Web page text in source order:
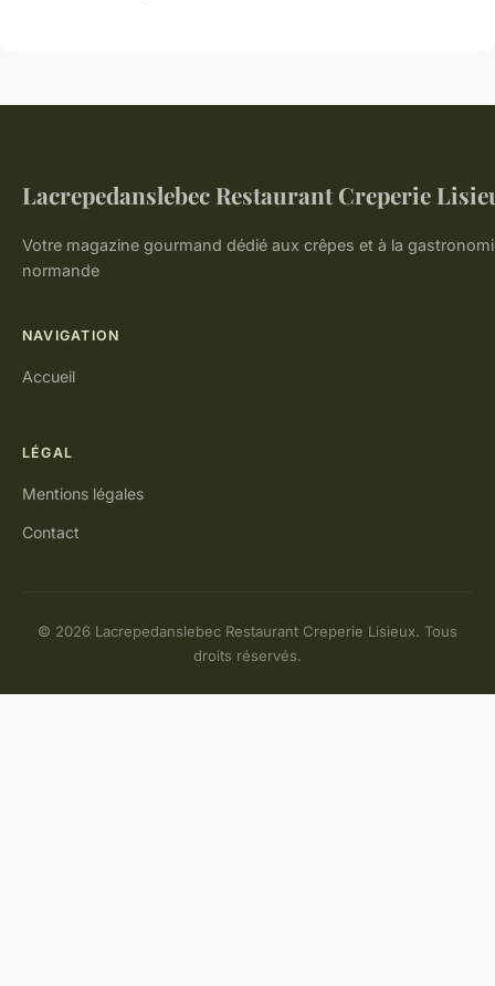
Lacrepedanslebec Restaurant Creperie
Votre magazine gourmand dédié aux crêpes et à la
normande
NAVIGATION
Accueil
LÉGAL
Mentions légales
Contact
© 2026 Lacrepedanslebec Restaurant Creperie Lisieux. Tous
droits réservés.